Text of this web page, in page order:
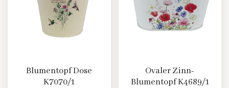
Blumentopf Dose
K7070/1
Ovaler Zinn-
Blumentopf K4689/1